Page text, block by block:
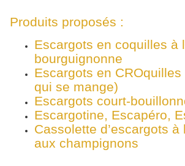
Produits proposés :
Escargots en coquilles à
bourguignonne
Escargots en
qui se mange)
Escargots court-
Escargotine, Escapéro,
Cassolette d’escargots
aux champignons